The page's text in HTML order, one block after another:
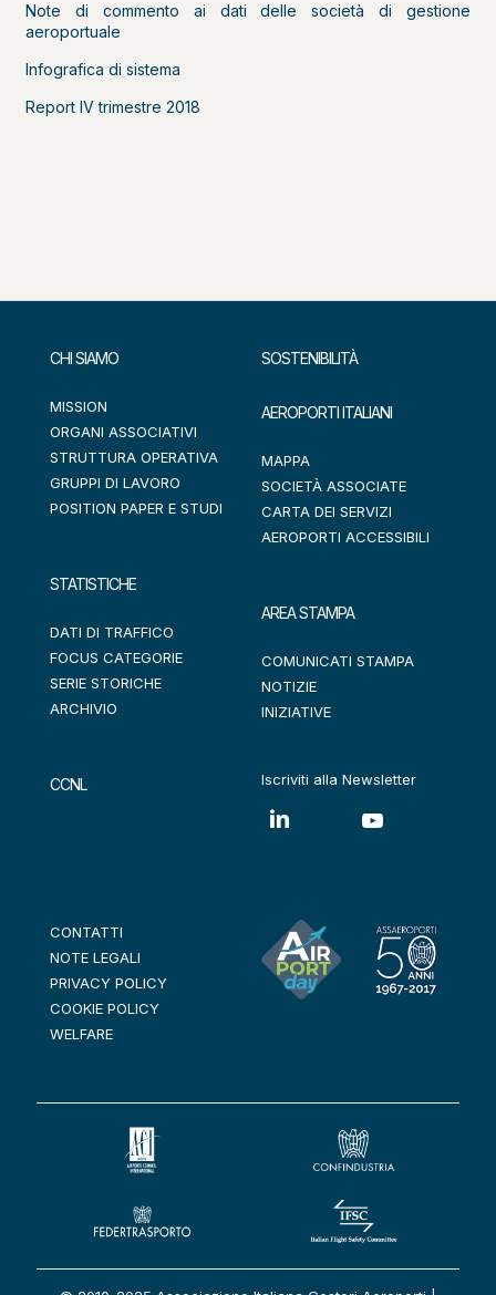
Note di commento ai dati delle società di gestione
aeroportuale
Infografica di sistema
Report IV trimestre 2018
CHI SIAMO
MISSION
ORGANI ASSOCIATIVI
STRUTTURA OPERATIVA
GRUPPI DI LAVORO
POSITION PAPER E STUDI
STATISTICHE
DATI DI TRAFFICO
FOCUS CATEGORIE
SERIE STORICHE
ARCHIVIO
CCNL
SOSTENIBILITÀ
AEROPORTI ITALIANI
MAPPA
SOCIETÀ ASSOCIATE
CARTA DEI SERVIZI
AEROPORTI ACCESSIBILI
AREA STAMPA
COMUNICATI STAMPA
NOTIZIE
INIZIATIVE
Iscriviti alla Newsletter
CONTATTI
NOTE LEGALI
PRIVACY POLICY
COOKIE POLICY
WELFARE